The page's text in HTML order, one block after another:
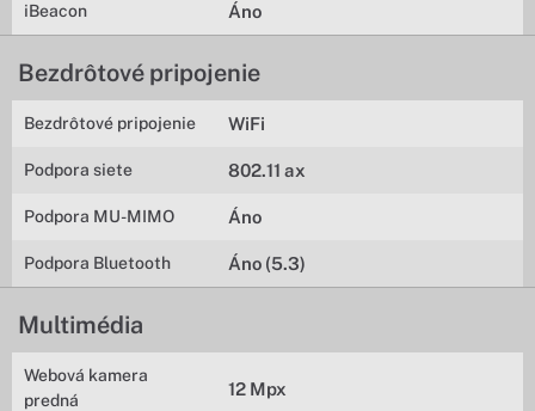
iBeacon Áno
Bezdrôtové pripojenie
Bezdrôtové pripojenie WiFi
Podpora siete 802.11 ax
Podpora MU-MIMO Áno
Podpora Bluetooth Áno (5.3)
Multimédia
Webová kamera
predná
12 Mpx